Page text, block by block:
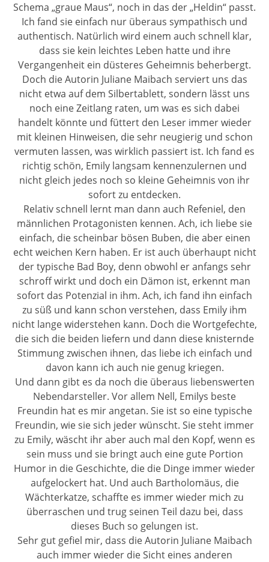
Schema „graue Maus“, noch in das der „Heldin“ passt.
Ich fand sie einfach nur überaus sympathisch und
authentisch. Natürlich wird einem auch schnell klar,
dass sie kein leichtes Leben hatte und ihre
Vergangenheit ein düsteres Geheimnis beherbergt.
Doch die Autorin Juliane Maibach serviert uns das
nicht etwa auf dem Silbertablett, sondern lässt uns
noch eine Zeitlang raten, um was es sich dabei
handelt könnte und füttert den Leser immer wieder
mit kleinen Hinweisen, die sehr neugierig und schon
vermuten lassen, was wirklich passiert ist. Ich fand es
richtig schön, Emily langsam kennenzulernen und
nicht gleich jedes noch so kleine Geheimnis von ihr
sofort zu entdecken.
Relativ schnell lernt man dann auch Refeniel, den
männlichen Protagonisten kennen. Ach, ich liebe sie
einfach, die scheinbar bösen Buben, die aber einen
echt weichen Kern haben. Er ist auch überhaupt nicht
der typische Bad Boy, denn obwohl er anfangs sehr
schroff wirkt und doch ein Dämon ist, erkennt man
sofort das Potenzial in ihm. Ach, ich fand ihn einfach
zu süß und kann schon verstehen, dass Emily ihm
nicht lange widerstehen kann. Doch die Wortgefechte,
die sich die beiden liefern und dann diese knisternde
Stimmung zwischen ihnen, das liebe ich einfach und
davon kann ich auch nie genug kriegen.
Und dann gibt es da noch die überaus liebenswerten
Nebendarsteller. Vor allem Nell, Emilys beste
Freundin hat es mir angetan. Sie ist so eine typische
Freundin, wie sie sich jeder wünscht. Sie steht immer
zu Emily, wäscht ihr aber auch mal den Kopf, wenn es
sein muss und sie bringt auch eine gute Portion
Humor in die Geschichte, die die Dinge immer wieder
aufgelockert hat. Und auch Bartholomäus, die
Wächterkatze, schaffte es immer wieder mich zu
überraschen und trug seinen Teil dazu bei, dass
dieses Buch so gelungen ist.
Sehr gut gefiel mir, dass die Autorin Juliane Maibach
auch immer wieder die Sicht eines anderen